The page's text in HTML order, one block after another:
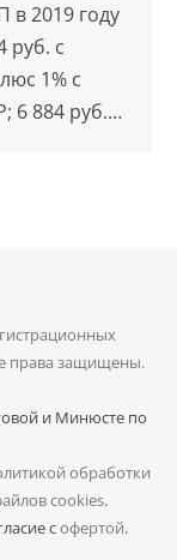
в 2019 году
руб. с
1% с
6 884 руб.…
права защищены.
и Минюсте по
обработки
cookies.
софертой.